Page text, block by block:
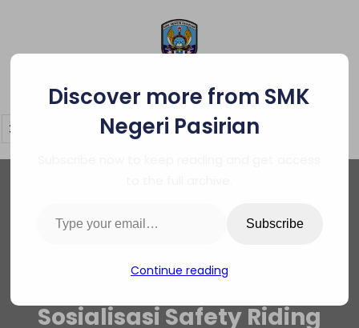
content
SMK Negeri Pasirian
Sosialisasi Safety Riding
Discover more from SMK
Negeri Pasirian
Subscribe
Continue reading